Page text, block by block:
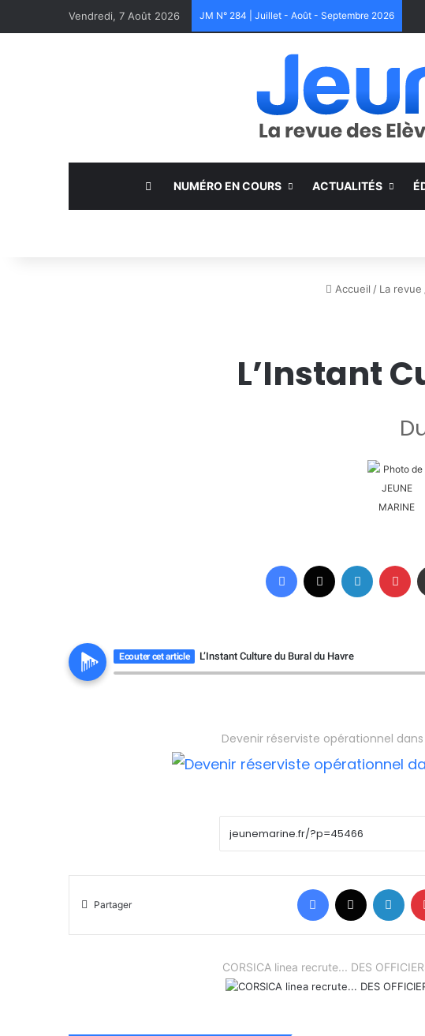
Vendredi, 7 Août 2026 JM N° 284 | Juillet - Août - Septembre 2026
NUMÉRO EN COURS ACTUALITÉS
Accueil / La revue
L’Instant
Facebook Linkedin
Ecouter cet article L’Instant Culture du Bural du Havre
Devenir réserviste opérationnel
Partager
Facebook
CORSICA linea recrute... DES